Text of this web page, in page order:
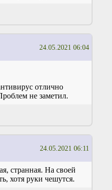
24.05.2021 06:04
отлично
не заметил.
24.05.2021 06:11
странная. На своей
хотя руки чешутся.